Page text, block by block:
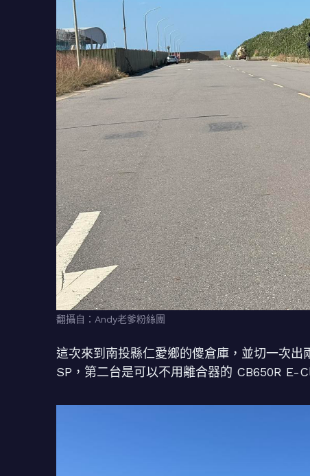
翻攝自：Andy老爹粉絲團
這次來到南投縣仁愛鄉的傻倉庫，並切一次
SP，第二台是可以不用離合器的 CB650R E-